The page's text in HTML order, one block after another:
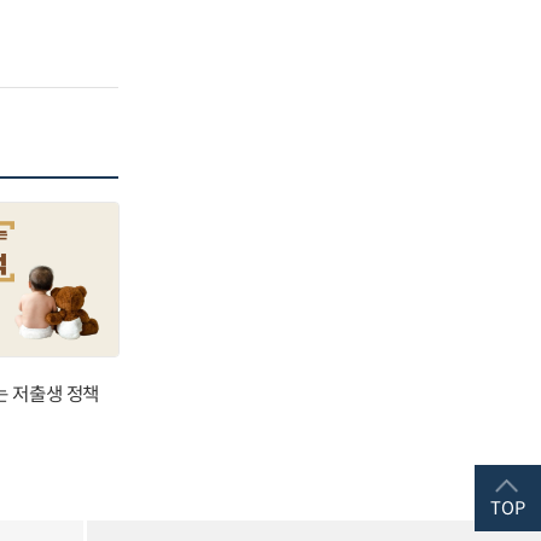
저출생 정책
TOP